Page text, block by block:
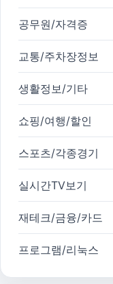
공무원/자격증
교통/주차장정보
생활정보/기타
쇼핑/여행/할인
스포츠/각종경기
실시간TV보기
재테크/금융/카드
프로그램/리눅스